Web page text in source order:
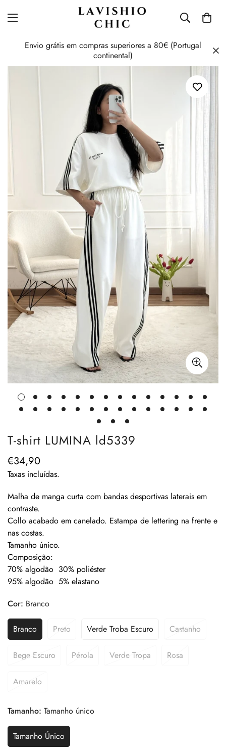
Envio grátis em compras superiores a 80€ (Portugal
continental)
T-shirt LUMINA ld5339
Preço
regular
€34,90
Taxas incluídas.
Malha de manga curta com bandas desportivas laterais em
contraste.
Collo acabado em canelado. Estampa de lettering na frente e
nas costas.
Tamanho único.
Composição:
70% algodão 30% poliéster
95% algodão 5% elastano
Cor: Branco
Branco Preto Verde Troba Escuro Castanho
Bege Escuro Pérola Verde Tropa Rosa
Amarelo
Tamanho: Tamanho único
Tamanho Único